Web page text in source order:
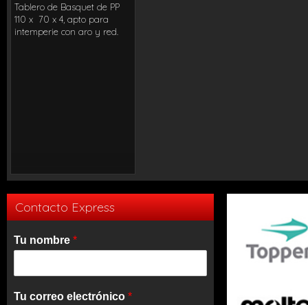
Tablero de Basquet de PP
110 x 70 x 4, apto para
intemperie con aro y red.
Contacto Express
Tu nombre *
Tu correo electrónico *